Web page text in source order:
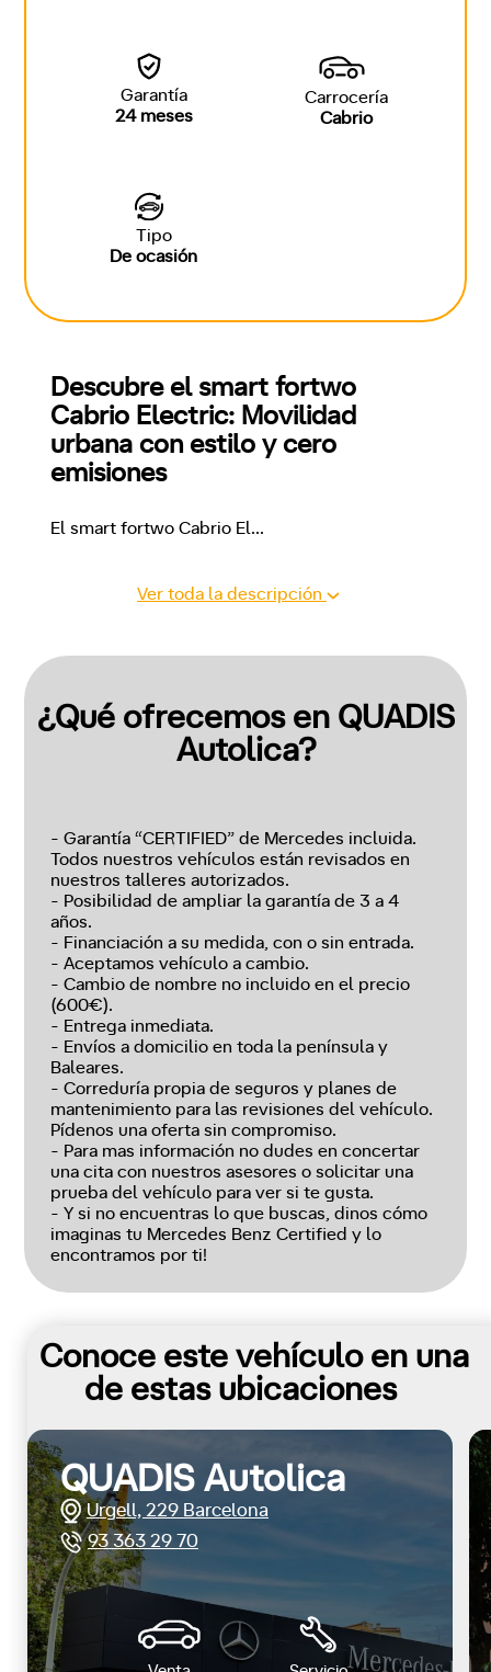
Garantía
24 meses
Carrocería
Cabrio
Tipo
De ocasión
Descubre el smart fortwo
Cabrio Electric: Movilidad
urbana con estilo y cero
emisiones
El smart fortwo Cabrio El...
Ver toda la descripción
¿Qué ofrecemos en QUADIS
Autolica?
- Garantía “CERTIFIED” de Mercedes incluida.
Todos nuestros vehículos están revisados en
nuestros talleres autorizados.
- Posibilidad de ampliar la garantía de 3 a 4
años.
- Financiación a su medida, con o sin entrada.
- Aceptamos vehículo a cambio.
- Cambio de nombre no incluido en el precio
(600€).
- Entrega inmediata.
- Envíos a domicilio en toda la península y
Baleares.
- Correduría propia de seguros y planes de
mantenimiento para las revisiones del vehículo.
Pídenos una oferta sin compromiso.
- Para mas información no dudes en concertar
una cita con nuestros asesores o solicitar una
prueba del vehículo para ver si te gusta.
- Y si no encuentras lo que buscas, dinos cómo
imaginas tu Mercedes Benz Certified y lo
encontramos por ti!
Conoce este vehículo en una
de estas ubicaciones
QUADIS Autolica
Urgell, 229 Barcelona
93 363 29 70